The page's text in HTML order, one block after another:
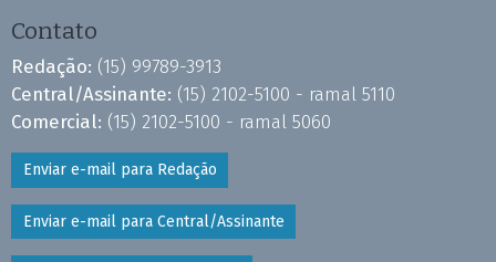
Contato
Redação: (15) 99789-3913
Central/Assinante: (15) 2102-5100 - ramal 5110
Comercial: (15) 2102-5100 - ramal 5060
Enviar e-mail para Redação
Enviar e-mail para Central/Assinante